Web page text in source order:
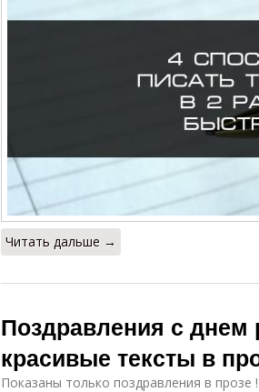
Читать дальше →
Поздравления с
красивые тексты в
Показаны только поздравления в прозе